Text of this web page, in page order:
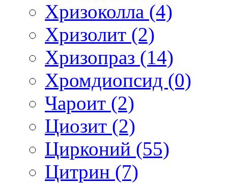
Хризоколла (4)
Хризолит (2)
Хризопраз (14)
Хромдиопсид (0)
Чароит (2)
Циозит (2)
Цирконий (55)
Цитрин (7)